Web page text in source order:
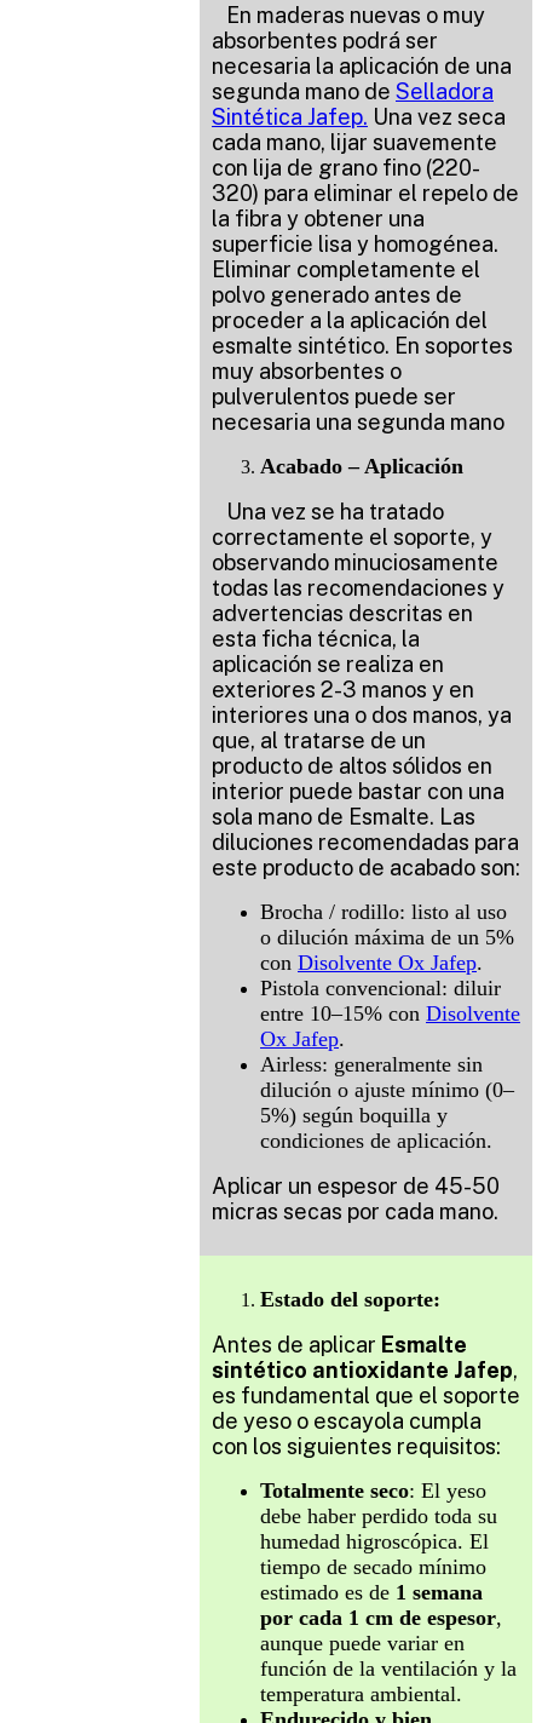
En maderas nuevas o muy
absorbentes podrá ser
necesaria la aplicación de una
segunda mano de Selladora
Sintética Jafep. Una vez seca
cada mano, lijar suavemente
con lija de grano fino (220-
320) para eliminar el repelo de
la fibra y obtener una
superficie lisa y homogénea.
Eliminar completamente el
polvo generado antes de
proceder a la aplicación del
esmalte sintético. En soportes
muy absorbentes o
pulverulentos puede ser
necesaria una segunda mano
Acabado – Aplicación
Una vez se ha tratado
correctamente el soporte, y
observando minuciosamente
todas las recomendaciones y
advertencias descritas en
esta ficha técnica, la
aplicación se realiza en
exteriores 2-3 manos y en
interiores una o dos manos, ya
que, al tratarse de un
producto de altos sólidos en
interior puede bastar con una
sola mano de Esmalte. Las
diluciones recomendadas para
este producto de acabado son:
Brocha / rodillo: listo al uso
o dilución máxima de un 5%
con Disolvente Ox Jafep.
Pistola convencional: diluir
entre 10–15% con Disolvente
Ox Jafep.
Airless: generalmente sin
dilución o ajuste mínimo (0–
5%) según boquilla y
condiciones de aplicación.
Aplicar un espesor de 45-50
micras secas por cada mano.
Estado del soporte:
Antes de aplicar Esmalte
sintético antioxidante Jafep,
es fundamental que el soporte
de yeso o escayola cumpla
con los siguientes requisitos:
Totalmente seco: El yeso
debe haber perdido toda su
humedad higroscópica. El
tiempo de secado mínimo
estimado es de 1 semana
por cada 1 cm de espesor,
aunque puede variar en
función de la ventilación y la
temperatura ambiental.